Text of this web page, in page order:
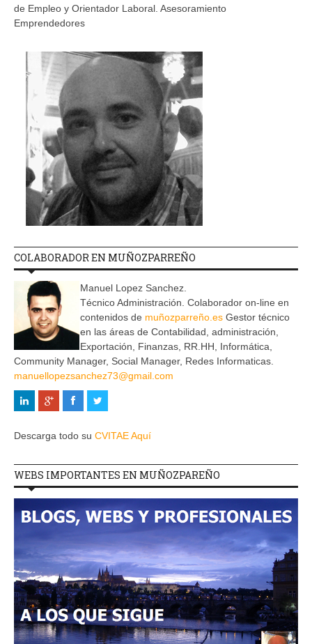
de Empleo y Orientador Laboral. Asesoramiento
Emprendedores
COLABORADOR EN MUÑOZPARREÑO
Manuel Lopez Sanchez.
Técnico Administración. Colaborador on-line en
contenidos de muñozparreño.es Gestor técnico
en las áreas de Contabilidad, administración,
Exportación, Finanzas, RR.HH, Informática,
Community Manager, Social Manager, Redes Informaticas.
manuellopezsanchez73@gmail.com
Descarga todo su CVITAE Aquí
WEBS IMPORTANTES EN MUÑOZPAREÑO